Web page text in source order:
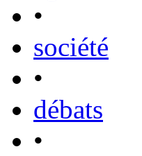
•
société
•
débats
•